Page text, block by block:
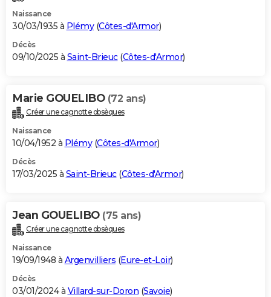
Dictionnaire
Biographies
Citations
Expressions
Proverbes
PROGRAMME TV
S'inscrire
Se connecter
Lycées
Collèges
Primaires
Universités
Entreprises
Service militaire
Avis de recherche
AVIS DE DÉCÈS
Bricolage
Lifestyle
Culture
Sport
Auto
Television
Voyage
Cinema
Naissance
30/03/1935 à Plémy(Côtes-d'Armor)
Décès
09/10/2025 à Saint-Brieuc(Côtes-d'Armor)
Marie GOUELIBO (72 ans)
Créer une cagnotte obsèques
Naissance
10/04/1952 à Plémy(Côtes-d'Armor)
Décès
17/03/2025 à Saint-Brieuc(Côtes-d'Armor)
Jean GOUELIBO (75 ans)
Créer une cagnotte obsèques
Naissance
19/09/1948 à Argenvilliers (Eure-et-Loir)
Décès
03/01/2024 à Villard-sur-Doron (Savoie)